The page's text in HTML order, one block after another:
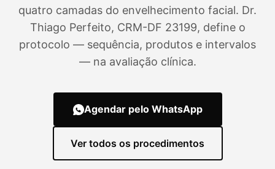
quatro camadas do envelhecimento facial. Dr.
Thiago Perfeito, CRM-DF 23199, define o
protocolo — sequência, produtos e intervalos
— na avaliação clínica.
Agendar pelo WhatsApp
Ver todos os procedimentos